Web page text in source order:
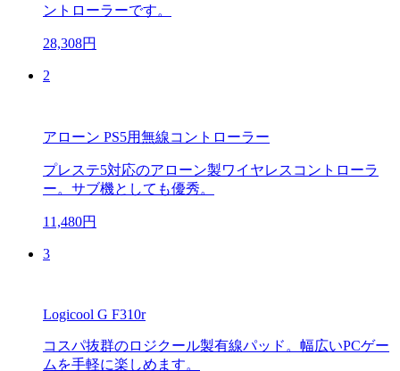
ントローラーです。
28,308円
2
アローン PS5用無線コントローラー
プレステ5対応のアローン製ワイヤレスコントローラ
ー。サブ機としても優秀。
11,480円
3
Logicool G F310r
コスパ抜群のロジクール製有線パッド。幅広いPCゲー
ムを手軽に楽しめます。